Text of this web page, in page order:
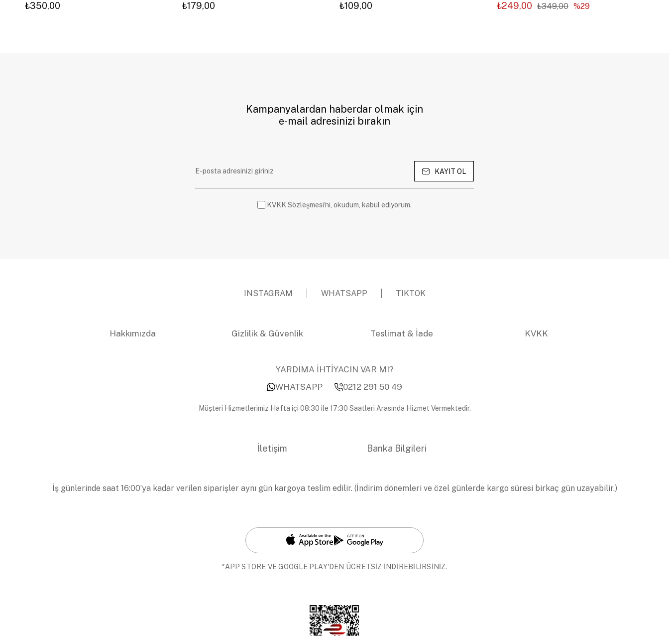
₺350,00 ₺179,00 ₺109,00 ₺249,00 ₺349,00 %29
Kampanyalardan haberdar olmak için
e-mail adresinizi bırakın
KAYIT OL
KVKK Sözleşmesi'ni, okudum, kabul ediyorum.
INSTAGRAM WHATSAPP TIKTOK
Hakkımızda Gizlilik & Güvenlik Teslimat & İade KVKK
YARDIMA İHTİYACIN VAR MI?
WHATSAPP
0212 291 50 49
Müşteri Hizmetlerimiz Hafta içi 08:30 ile 17:30 Saatleri Arasında Hizmet Vermektedir.
İletişim Banka Bilgileri
İş günlerinde saat 16:00’ya kadar verilen siparişler aynı gün kargoya teslim edilir. (İndirim dönemleri ve özel günlerde kargo süresi birkaç gün uzayabilir.)
*APP STORE VE GOOGLE PLAY'DEN ÜCRETSİZ İNDİREBİLİRSİNİZ.